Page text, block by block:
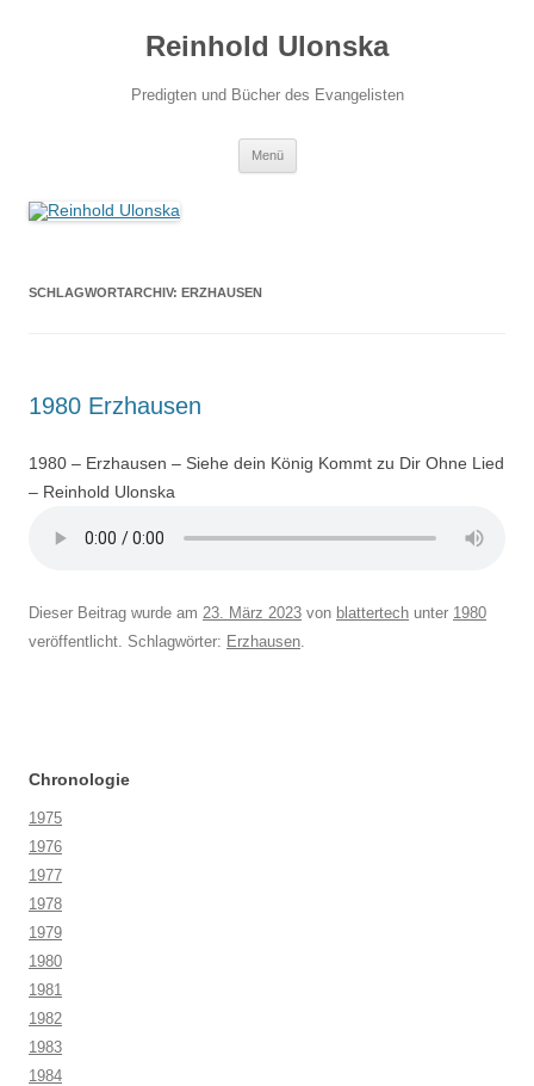
Reinhold Ulonska
Predigten und Bücher des Evangelisten
Menü
SCHLAGWORTARCHIV: ERZHAUSEN
1980 Erzhausen
1980 – Erzhausen – Siehe dein König Kommt zu Dir Ohne Lied
– Reinhold Ulonska
Dieser Beitrag wurde am 23. März 2023 von blattertech unter 1980
veröffentlicht. Schlagwörter: Erzhausen.
Chronologie
1975
1976
1977
1978
1979
1980
1981
1982
1983
1984